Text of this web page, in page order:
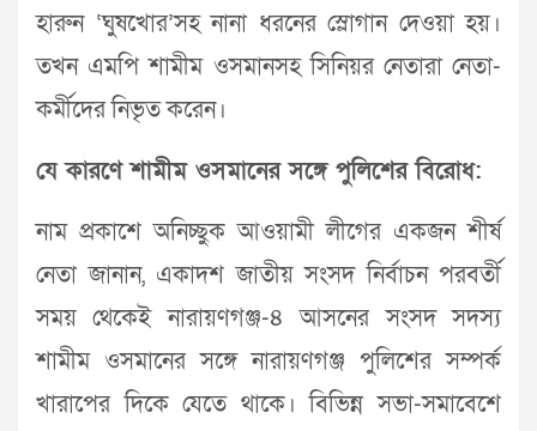
হারুন ‘ঘুষখোর’সহ নানা ধরনের স্লোগান দেওয়া হয়।
তখন এমপি শামীম ওসমানসহ সিনিয়র নেতারা নেতা-
কর্মীদের নিভৃত করেন।
যে কারণে শামীম ওসমানের সঙ্গে পুলিশের বিরোধ:
নাম প্রকাশে অনিচ্ছুক আওয়ামী লীগের একজন শীর্ষ
নেতা জানান, একাদশ জাতীয় সংসদ নির্বাচন পরবর্তী
সময় থেকেই নারায়ণগঞ্জ-৪ আসনের সংসদ সদস্য
শামীম ওসমানের সঙ্গে নারায়ণগঞ্জ পুলিশের সম্পর্ক
খারাপের দিকে যেতে থাকে। বিভিন্ন সভা-সমাবেশে